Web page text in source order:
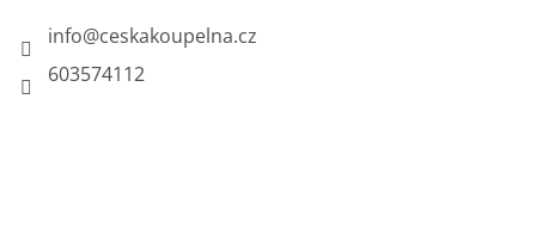
info@ceskakoupelna.cz
603574112